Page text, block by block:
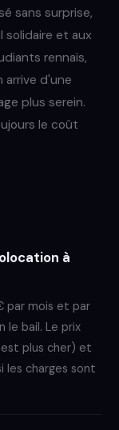
sans surprise,
solidaire et aux
rennais,
arrive d'une
plus serein.
le coût
à
par mois et par
le bail. Le prix
plus cher) et
les charges sont